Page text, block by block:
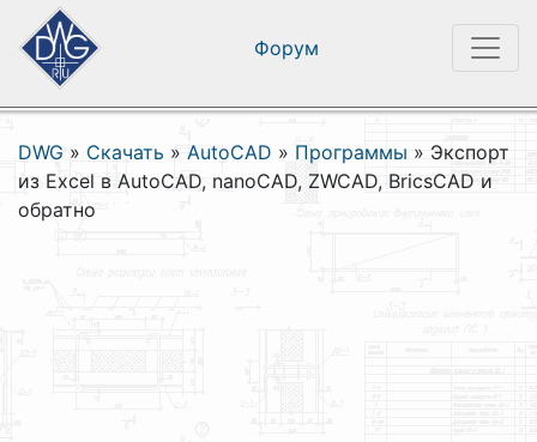
Форум
DWG » Скачать » AutoCAD » Программы » Экспорт
из Excel в AutoCAD, nanoCAD, ZWCAD, BricsCAD и
обратно